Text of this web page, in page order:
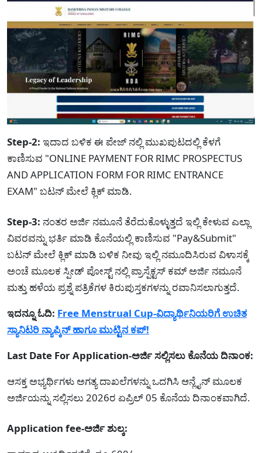
Step-2: ಇದಾದ ಬಳಿಕ ಈ ಪೇಜ್ ನಲ್ಲಿ ಮುಖಪುಟದಲ್ಲಿ ಕೆಳಗೆ
ಕಾಣಿಸುವ "ONLINE PAYMENT FOR RIMC PROSPECTUS
AND APPLICATION FORM FOR RIMC ENTRANCE
EXAM" ಬಟನ್ ಮೇಲೆ ಕ್ಲಿಕ್ ಮಾಡಿ.
Step-3: ನಂತರ ಅರ್ಜಿ ನಮೂನೆ ತೆರೆದುಕೊಳ್ಳುತ್ತದೆ ಇಲ್ಲಿ ಕೇಳುವ ಎಲ್ಲಾ
ವಿವರವನ್ನು ಭರ್ತಿ ಮಾಡಿ ಕೊನೆಯಲ್ಲಿ ಕಾಣಿಸುವ "Pay&Submit"
ಬಟನ್ ಮೇಲೆ ಕ್ಲಿಕ್ ಮಾಡಿ ಬಳಿಕ ನೀವು ಇಲ್ಲಿ ನಮೂದಿಸಿರುವ ವಿಳಾಸಕ್ಕೆ
ಅಂಚೆ ಮೂಲಕ ಸ್ಪೀಡ್ ಪೋಸ್ಟ್ ನಲ್ಲಿ ಪ್ರಾಸ್ಪೆಕ್ಟಸ್ ಕಮ್ ಅರ್ಜಿ ನಮೂನೆ
ಮತ್ತು ಹಳೆಯ ಪ್ರಶ್ನೆ ಪತ್ರಿಕೆಗಳ ಕಿರುಪುಸ್ತಕಗಳನ್ನು ರವಾನಿಸಲಾಗುತ್ತದೆ.
ಇದನ್ನೂ ಓದಿ: Free Menstrual Cup-ವಿದ್ಯಾರ್ಥಿನಿಯರಿಗೆ ಉಚಿತ
ಸ್ಯಾನಿಟರಿ ನ್ಯಾಪ್ಕಿನ್ ಹಾಗೂ ಮುಟ್ಟಿನ ಕಪ್!
Last Date For Application-ಅರ್ಜಿ ಸಲ್ಲಿಸಲು ಕೊನೆಯ ದಿನಾಂಕ:
ಆಸಕ್ತ ಅಭ್ಯರ್ಥಿಗಳು ಅಗತ್ಯ ದಾಖಲೆಗಳನ್ನು ಒದಗಿಸಿ ಆನ್ಲೈನ್ ಮೂಲಕ
ಅರ್ಜಿಯನ್ನು ಸಲ್ಲಿಸಲು 2026ರ ಏಪ್ರಿಲ್ 05 ಕೊನೆಯ ದಿನಾಂಕವಾಗಿದೆ.
Application fee-ಅರ್ಜಿ ಶುಲ್ಕ: